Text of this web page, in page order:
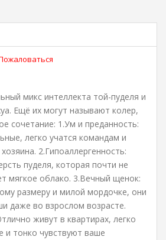
микс интеллекта той-пуделя и
Ещё их могут называют колер,
сочетание: 1.Ум и преданность:
легко учатся командам и
2.Гипоаллергенность:
пуделя, которая почти не
мягкое облако. 3.Вечный щенок:
размеру и милой мордочке, они
даже во взрослом возрасте.
живут в квартирах, легко
и тонко чувствуют ваше